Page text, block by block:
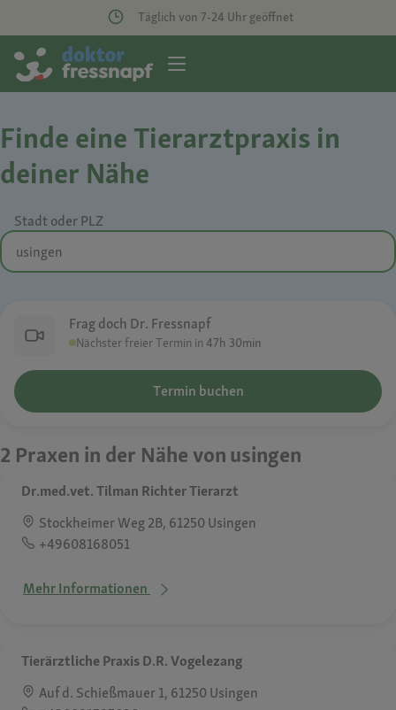
Täglich von 7-24 Uhr geöffnet
Finde eine Tierarztpraxis in
deiner Nähe
Stadt oder PLZ
Frag doch Dr. Fressnapf
Nächster freier Termin in 47h 30min
Termin buchen
2 Praxen in der Nähe von usingen
Dr.med.vet. Tilman Richter Tierarzt
Stockheimer Weg 2B, 61250 Usingen
+49608168051
Mehr Informationen
Tierärztliche Praxis D.R. Vogelezang
Auf d. Schießmauer 1, 61250 Usingen